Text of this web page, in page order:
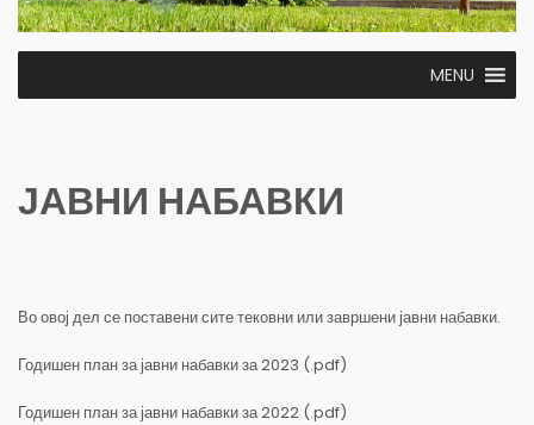
MENU
ЈАВНИ НАБАВКИ
Во овој дел се поставени сите тековни или завршени јавни набавки.
Годишен план за јавни набавки за 2023 (.pdf)
Годишен план за јавни набавки за 2022 (.pdf)